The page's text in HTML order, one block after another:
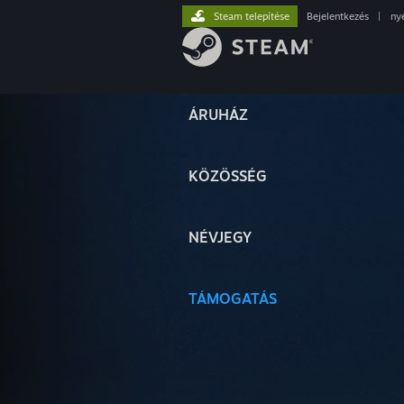
ÁRUHÁZ
KÖZÖSSÉG
NÉVJEGY
TÁMOGATÁS
Steam telepítése Bejelentkezés